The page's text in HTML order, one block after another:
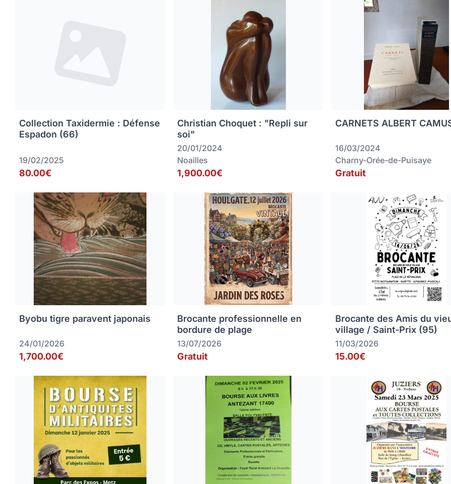
Collection Taxidermie : Défense
Espadon (66)
19/02/2025
80.00€
Christian Choquet : "Repli sur
soi"
20/01/2024
Noailles
1,900.00€
CARNETS ALBERT
16/03/2024
Charny-Orée-de-Puisaye
Gratuit
Byobu tigre paravent japonais
24/01/2026
1,700.00€
Brocante professionnelle en
bordure de plage
13/07/2026
Gratuit
Brocante des Amis du
village / Saint-Prix (95)
11/03/2026
15.00€